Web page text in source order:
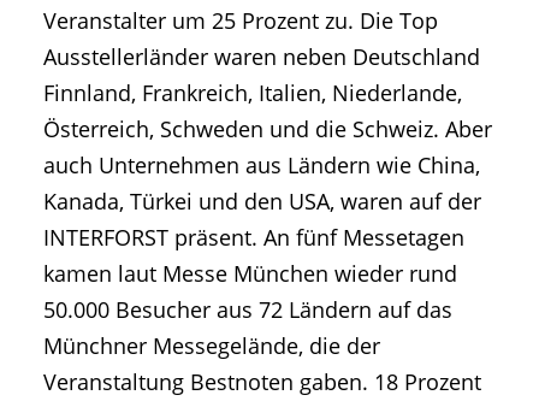
Veranstalter um 25 Prozent zu. Die Top
Ausstellerländer waren neben Deutschland
Finnland, Frankreich, Italien, Niederlande,
Österreich, Schweden und die Schweiz. Aber
auch Unternehmen aus Ländern wie China,
Kanada, Türkei und den USA, waren auf der
INTERFORST präsent. An fünf Messetagen
kamen laut Messe München wieder rund
50.000 Besucher aus 72 Ländern auf das
Münchner Messegelände, die der
Veranstaltung Bestnoten gaben. 18 Prozent